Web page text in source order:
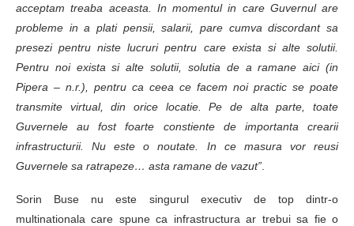
acceptam treaba aceasta. In momentul in care Guvernul are
probleme in a plati pensii, salarii, pare cumva discordant sa
presezi pentru niste lucruri pentru care exista si alte solutii.
Pentru noi exista si alte solutii, solutia de a ramane aici (in
Pipera – n.r.), pentru ca ceea ce facem noi practic se poate
transmite virtual, din orice locatie. Pe de alta parte, toate
Guvernele au fost foarte constiente de importanta crearii
infrastructurii. Nu este o noutate. In ce masura vor reusi
Guvernele sa ratrapeze… asta ramane de vazut”
Sorin Buse nu este singurul executiv de top dintr-o
multinationala care spune ca infrastructura ar trebui sa fie o